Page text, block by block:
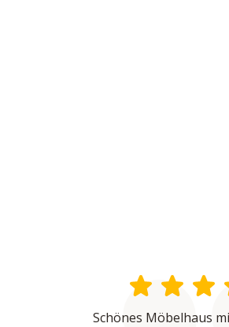
Schönes Möbelhaus